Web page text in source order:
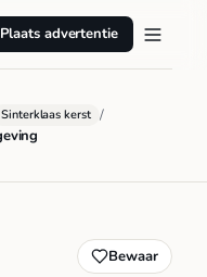
Plaats advertentie
Sinterklaas kerst /
Bewaar